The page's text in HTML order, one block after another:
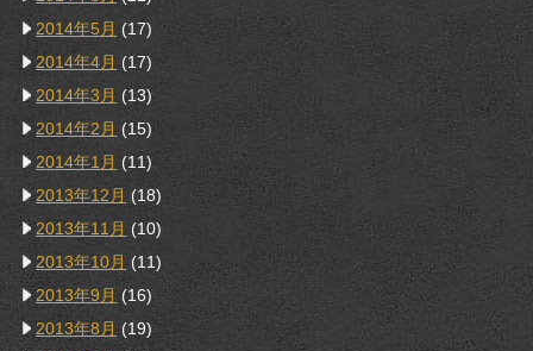
2014年5月 (17)
2014年4月 (17)
2014年3月 (13)
2014年2月 (15)
2014年1月 (11)
2013年12月 (18)
2013年11月 (10)
2013年10月 (11)
2013年9月 (16)
2013年8月 (19)